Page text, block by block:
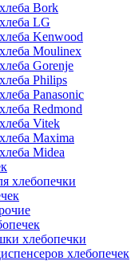
Bork
LG
Kenwood
Moulinex
Gorenje
Philips
Panasonic
Redmond
Vitek
Maxima
Midea
хлебопечки
хлебопечки
хлебопечек